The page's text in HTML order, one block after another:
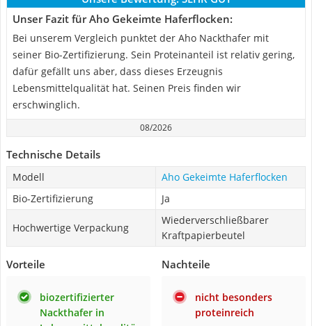
Unser Fazit für Aho Gekeimte Haferflocken:
Bei unserem Vergleich punktet der Aho Nackthafer mit
seiner Bio-Zertifizierung. Sein Proteinanteil ist relativ gering,
dafür gefällt uns aber, dass dieses Erzeugnis
Lebensmittelqualität hat. Seinen Preis finden wir
erschwinglich.
08/2026
Technische Details
Modell
Aho Gekeimte Haferflocken
Bio-Zertifizierung
Ja
Hochwertige Verpackung
Wiederverschließbarer
Kraftpapierbeutel
Vorteile
biozertifizierter
Nackthafer in
Nachteile
nicht besonders
proteinreich